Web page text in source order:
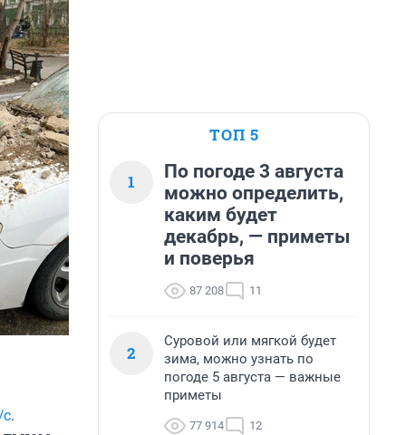
.
ТОП 5
1
По погоде 3 августа
можно определить,
каким будет
декабрь, — приметы
и поверья
87 208 11
2
Суровой или мягкой будет
зима, можно узнать по
погоде 5 августа — важные
приметы
77 914 12